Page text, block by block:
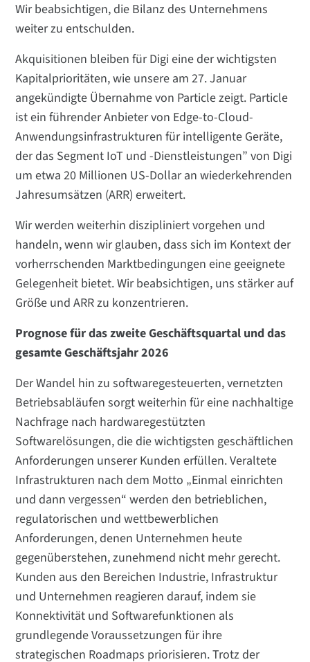
Wir beabsichtigen, die Bilanz des Unternehmens
weiter zu entschulden.
Akquisitionen bleiben für Digi eine der wichtigsten
Kapitalprioritäten, wie unsere am 27. Januar
angekündigte Übernahme von Particle zeigt. Particle
ist ein führender Anbieter von Edge-to-Cloud-
Anwendungsinfrastrukturen für intelligente Geräte,
der das Segment IoT und -Dienstleistungen” von Digi
um etwa 20 Millionen US-Dollar an wiederkehrenden
Jahresumsätzen (ARR) erweitert.
Wir werden weiterhin diszipliniert vorgehen und
handeln, wenn wir glauben, dass sich im Kontext der
vorherrschenden Marktbedingungen eine geeignete
Gelegenheit bietet. Wir beabsichtigen, uns stärker auf
Größe und ARR zu konzentrieren.
Prognose für das zweite Geschäftsquartal und das
gesamte Geschäftsjahr 2026
Der Wandel hin zu softwaregesteuerten, vernetzten
Betriebsabläufen sorgt weiterhin für eine nachhaltige
Nachfrage nach hardwaregestützten
Softwarelösungen, die die wichtigsten geschäftlichen
Anforderungen unserer Kunden erfüllen. Veraltete
Infrastrukturen nach dem Motto „Einmal einrichten
und dann vergessen“ werden den betrieblichen,
regulatorischen und wettbewerblichen
Anforderungen, denen Unternehmen heute
gegenüberstehen, zunehmend nicht mehr gerecht.
Kunden aus den Bereichen Industrie, Infrastruktur
und Unternehmen reagieren darauf, indem sie
Konnektivität und Softwarefunktionen als
grundlegende Voraussetzungen für ihre
strategischen Roadmaps priorisieren. Trotz der